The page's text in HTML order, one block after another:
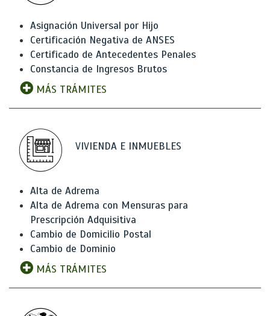
Asignación Universal por Hijo
Certificación Negativa de ANSES
Certificado de Antecedentes Penales
Constancia de Ingresos Brutos
MÁS TRÁMITES
VIVIENDA E INMUEBLES
Alta de Adrema
Alta de Adrema con Mensuras para
Prescripción Adquisitiva
Cambio de Domicilio Postal
Cambio de Dominio
MÁS TRÁMITES